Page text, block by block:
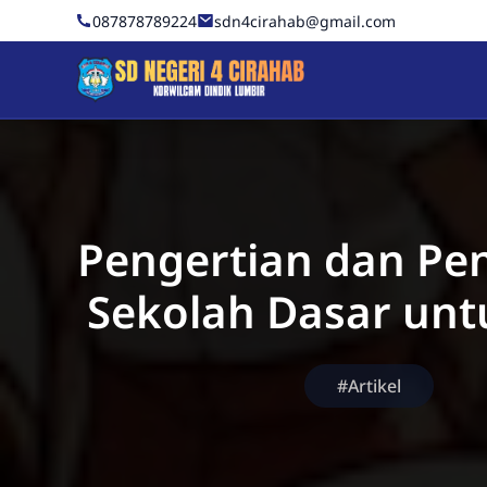
Skip to Content087878789224 sdn4cirahab@gmail.com
Sekolah Dasar Negeri 4
Pengertian dan
Sekolah Dasar
#Artikel